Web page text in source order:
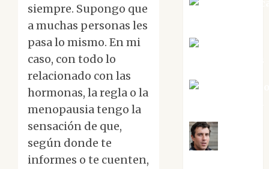
siempre. Supongo que
a muchas personas les
pasa lo mismo. En mi
caso, con todo lo
relacionado con las
hormonas, la regla o la
menopausia tengo la
sensación de que,
según donde te
informes o te cuenten,